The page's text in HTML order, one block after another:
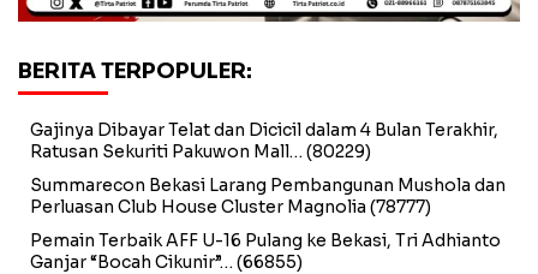
BERITA TERPOPULER:
Gajinya Dibayar Telat dan Dicicil dalam 4 Bulan Terakhir,
Ratusan Sekuriti Pakuwon Mall… (80229)
Summarecon Bekasi Larang Pembangunan Mushola dan
Perluasan Club House Cluster Magnolia (78777)
Pemain Terbaik AFF U-16 Pulang ke Bekasi, Tri Adhianto
Ganjar “Bocah Cikunir”… (66855)